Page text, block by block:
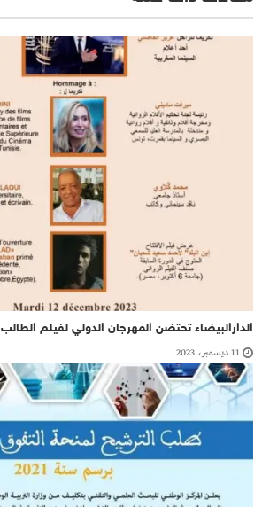
الدارالبيضاء تحتضن المهرجان الدولي لفيلم الطالب
11 ديسمبر، 2023